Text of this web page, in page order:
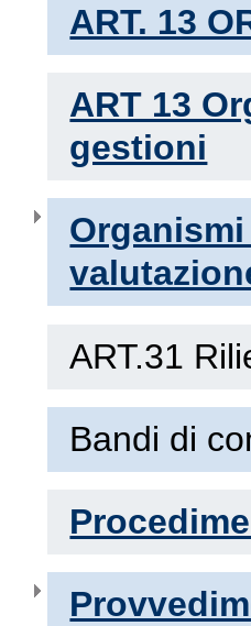
ART. 13
ART 13
gestioni
ART.31
Bandi di